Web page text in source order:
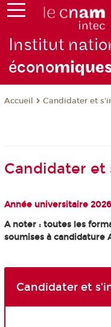
Institut
écono
Accueil Candidater et
Candidater et
Année universitaire
A noter : toutes les
soumises à candidature
Candidater et